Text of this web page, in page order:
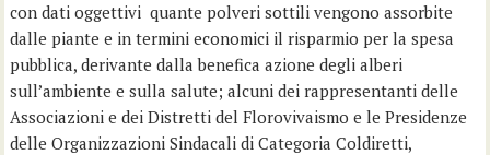
con dati oggettivi quante polveri sottili vengono assorbite
dalle piante e in termini economici il risparmio per la spesa
pubblica, derivante dalla benefica azione degli alberi
sull’ambiente e sulla salute; alcuni dei rappresentanti delle
Associazioni e dei Distretti del Florovivaismo e le Presidenze
delle Organizzazioni Sindacali di Categoria Coldiretti,